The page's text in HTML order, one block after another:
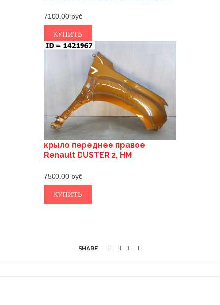
7100.00
КУПИТЬ
крыло переднее правое
Renault DUSTER 2, HM
7500.00
КУПИТЬ
SHARE